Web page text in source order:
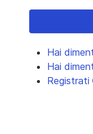
Hai
Hai
Registrati